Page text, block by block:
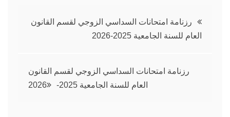
تصفّح
المقالات
رزنامة امتحانات السداسي الزوجي لقسم القانون
العام للسنة الجامعية 2025-2026
رزنامة امتحانات السداسي الزوجي لقسم القانون
العام للسنة الجامعية 2025-2026